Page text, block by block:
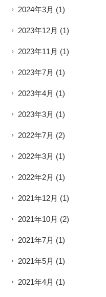
2024年3月 (1)
2023年12月 (1)
2023年11月 (1)
2023年7月 (1)
2023年4月 (1)
2023年3月 (1)
2022年7月 (2)
2022年3月 (1)
2022年2月 (1)
2021年12月 (1)
2021年10月 (2)
2021年7月 (1)
2021年5月 (1)
2021年4月 (1)